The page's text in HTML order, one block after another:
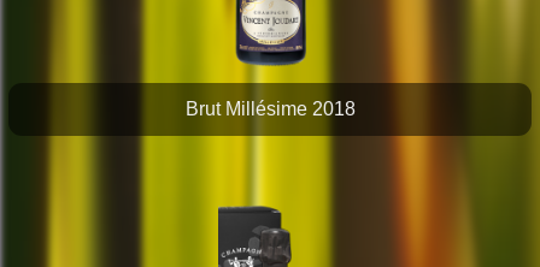
Brut Millésime 2018